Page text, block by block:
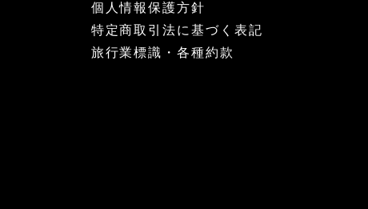
個人情報保護方針
特定商取引法に基づく表記
旅行業標識・各種約款